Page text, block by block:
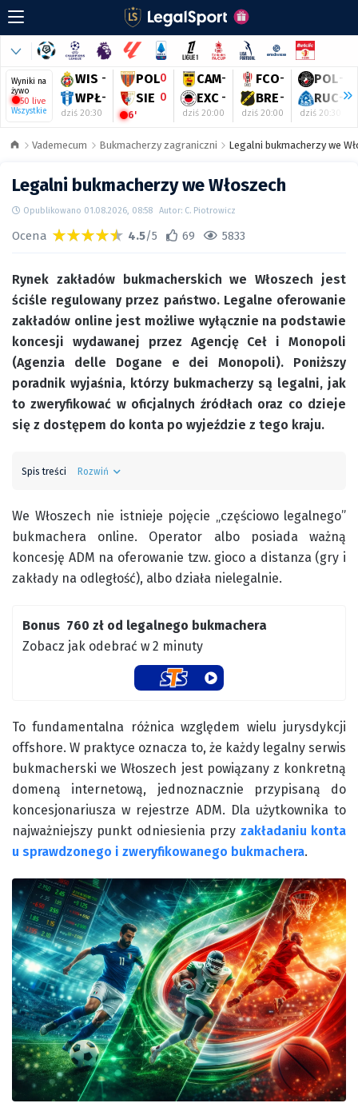
Wyniki na
żywo
50 live
Wszystkie
WIS -
WPŁ-
dziś 20:30
POL0
SIE 0
6'
CAM-
EXC -
dziś 20:00
FCO-
BRE-
dziś 20:00
POL-
RUC-
dziś 20:30
Vademecum Bukmacherzy zagraniczni Legalni bukmacherzy we
Legalni bukmacherzy we Włoszech
Opublikowano 01.08.2026, 08:58 Autor: C. Piotrowicz
Ocena 4.5/5 69 5833
Rynek zakładów bukmacherskich we Włoszech jest
ściśle regulowany przez państwo. Legalne oferowanie
zakładów online jest możliwe wyłącznie na podstawie
koncesji wydawanej przez Agencję Ceł i Monopoli
(Agenzia delle Dogane e dei Monopoli). Poniższy
poradnik wyjaśnia, którzy bukmacherzy są legalni, jak
to zweryfikować w oficjalnych źródłach oraz co dzieje
się z dostępem do konta po wyjeździe z tego kraju.
Spis treści Rozwiń
We Włoszech nie istnieje pojęcie „częściowo legalnego”
bukmachera online. Operator albo posiada ważną
koncesję ADM na oferowanie tzw. gioco a distanza (gry i
zakłady na odległość), albo działa nielegalnie.
Bonus 760 zł od legalnego bukmachera
Zobacz jak odebrać w 2 minuty
To fundamentalna różnica względem wielu jurysdykcji
offshore. W praktyce oznacza to, że każdy legalny serwis
bukmacherski we Włoszech jest powiązany z konkretną
domeną internetową, jednoznacznie przypisaną do
koncesjonariusza w rejestrze ADM. Dla użytkownika to
najważniejszy punkt odniesienia przy zakładaniu konta
u sprawdzonego i zweryfikowanego bukmachera.